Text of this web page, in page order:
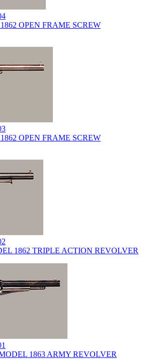
OPEN FRAME SCREW
OPEN FRAME SCREW
1862 TRIPLE ACTION REVOLVER
1863 ARMY REVOLVER